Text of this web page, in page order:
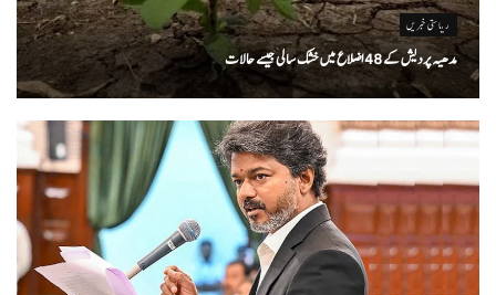
ریاستی خبریں
مدھیہ پردیش کے 48 اضلاع میں خشک سالی جیسے حالات